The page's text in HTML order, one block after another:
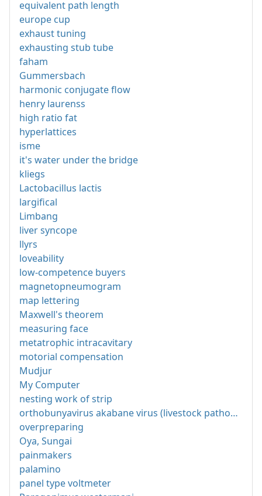
equivalent path length
europe cup
exhaust tuning
exhausting stub tube
faham
Gummersbach
harmonic conjugate flow
henry laurenss
high ratio fat
hyperlattices
isme
it's water under the bridge
kliegs
Lactobacillus lactis
largifical
Limbang
liver syncope
llyrs
loveability
low-competence buyers
magnetopneumogram
map lettering
Maxwell's theorem
measuring face
metatrophic intracavitary
motorial compensation
Mudjur
My Computer
nesting work of strip
orthobunyavirus akabane virus (livestock pathogen)
overpreparing
Oya, Sungai
painmakers
palamino
panel type voltmeter